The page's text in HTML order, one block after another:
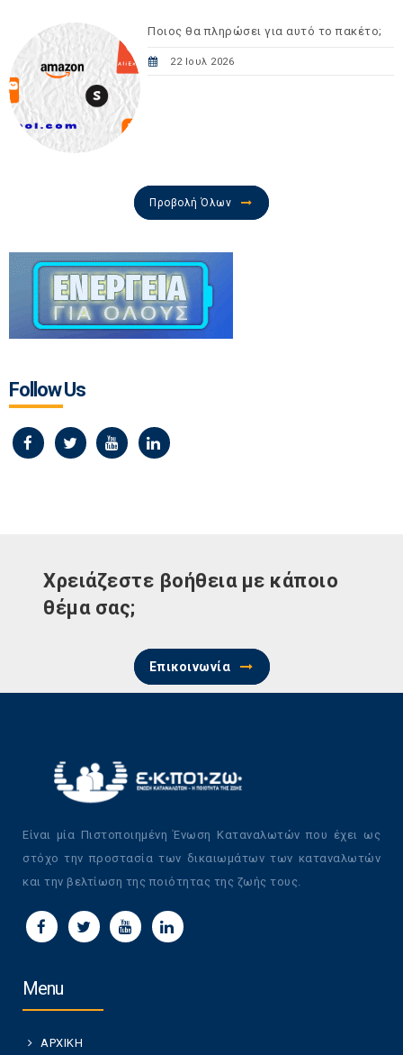
Ποιος θα πληρώσει για αυτό το πακέτο;
22 Ιουλ 2026
Προβολή Όλων
Follow Us
Χρειάζεστε βοήθεια με κάποιο
θέμα σας;
Επικοινωνία
Είναι μία Πιστοποιημένη Ένωση Καταναλωτών που έχει ως
στόχο την προστασία των δικαιωμάτων των καταναλωτών
και την βελτίωση της ποιότητας της ζωής τους.
Menu
ΑΡΧΙΚΗ